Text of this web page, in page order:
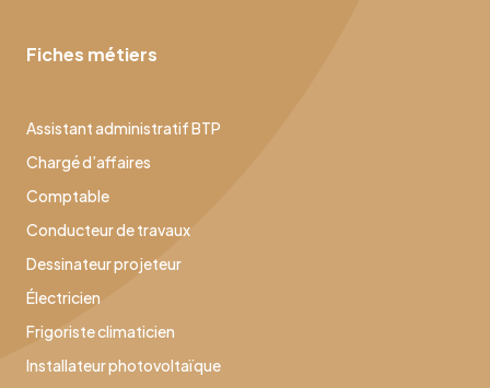
Fiches métiers
Assistant administratif BTP
Chargé d’affaires
Comptable
Conducteur de travaux
Dessinateur projeteur
Électricien
Frigoriste climaticien
Installateur photovoltaïque